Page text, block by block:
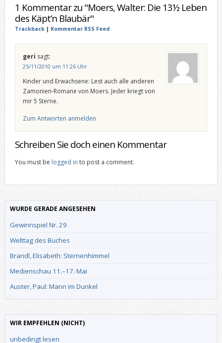
1 Kommentar zu "Moers, Walter: Die 13½ Leben
des Käpt‘n Blaubär"
Trackback| Kommentar RSS Feed
geri sagt:
25/11/2010 um 11:26 Uhr
Kinder und Erwachsene: Lest auch alle anderen
Zamonien-Romane von Moers. Jeder kriegt von
mir 5 Sterne.
Zum Antworten anmelden
Schreiben Sie doch einen Kommentar
You must be logged in to post a comment.
WURDE GERADE ANGESEHEN
Gewinnspiel Nr. 29
Welttag des Buches
Brandl, Elisabeth: Sternenhimmel
Medienschau 11.–17. Mai
Auster, Paul: Mann im Dunkel
WIR EMPFEHLEN (NICHT)
unbedingt lesen